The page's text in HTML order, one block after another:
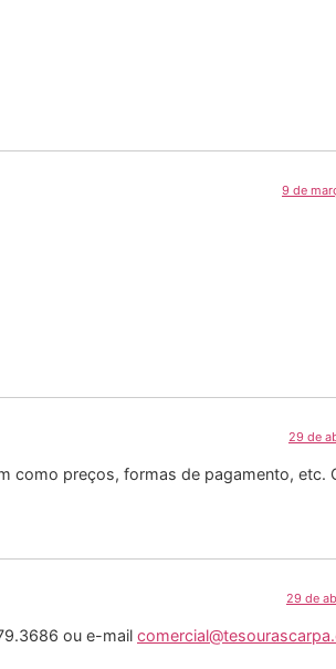
9 de
29 de
como preços, formas de pagamento, etc.
29 de
ou e-mail